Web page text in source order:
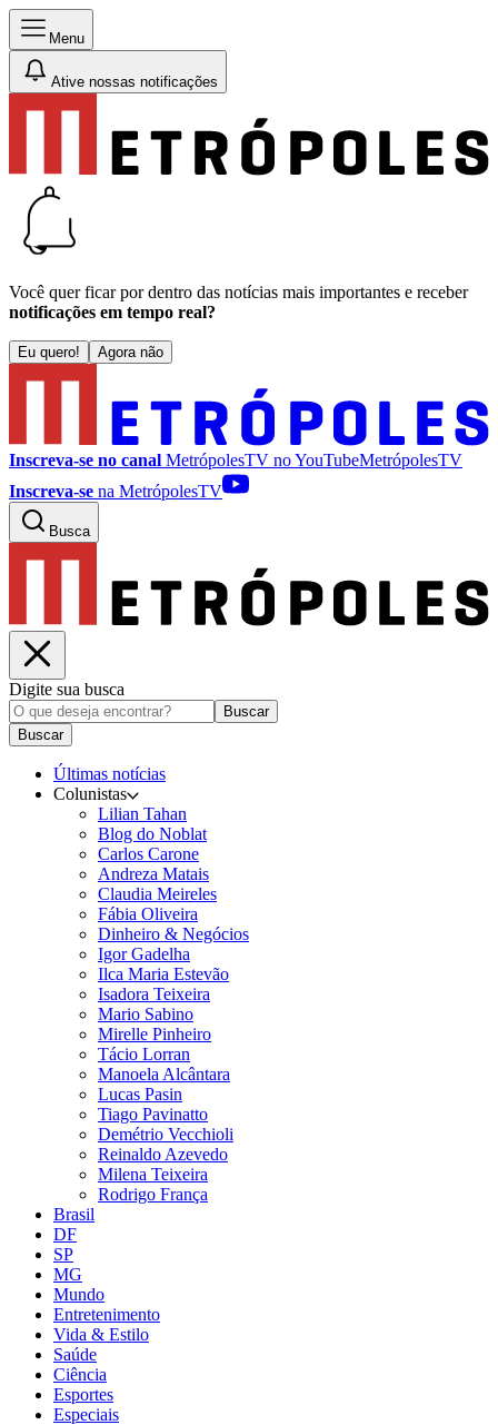
Menu
Ative nossas notificações
Você quer ficar por dentro das notícias mais importantes e receber
notificações em tempo real?
Eu quero! Agora não
Inscreva-se no canal MetrópolesTV noYouTubeMetrópolesTV
Inscreva-se na MetrópolesTV
Busca
Digite sua busca
Buscar
Buscar
Últimas notícias
Colunistas
Lilian Tahan
Blog do Noblat
Carlos Carone
Andreza Matais
Claudia Meireles
Fábia Oliveira
Dinheiro & Negócios
Igor Gadelha
Ilca Maria Estevão
Isadora Teixeira
Mario Sabino
Mirelle Pinheiro
Tácio Lorran
Manoela Alcântara
Lucas Pasin
Tiago Pavinatto
Demétrio Vecchioli
Reinaldo Azevedo
Milena Teixeira
Rodrigo França
Brasil
DF
SP
MG
Mundo
Entretenimento
Vida & Estilo
Saúde
Ciência
Esportes
Especiais